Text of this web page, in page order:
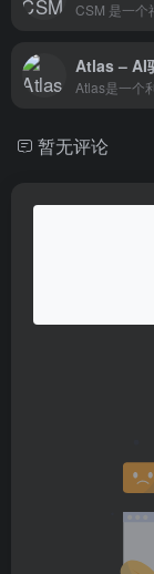
暂无评论